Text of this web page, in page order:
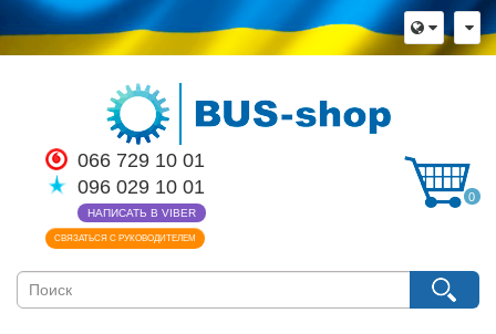
066 729 10 01
096 029 10 01
НАПИСАТЬ В VIBER
СВЯЗАТЬСЯ С РУКОВОДИТЕЛЕМ
0
×
Язык магазина
Выберите пожалуйста язык магазина
Русский
Українська
Закрыть